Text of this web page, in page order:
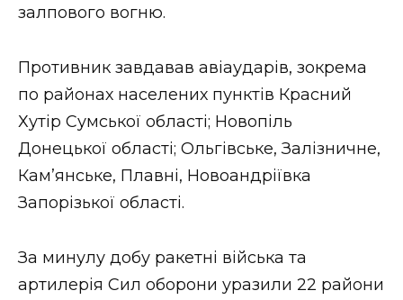
залпового вогню.
Противник завдавав авіаударів, зокрема
по районах населених пунктів Красний
Хутір Сумської області; Новопіль
Донецької області; Ольгівське, Залізничне,
Кам’янське, Плавні, Новоандріївка
Запорізької області.
За минулу добу ракетні війська та
артилерія Сил оборони уразили 22 райони